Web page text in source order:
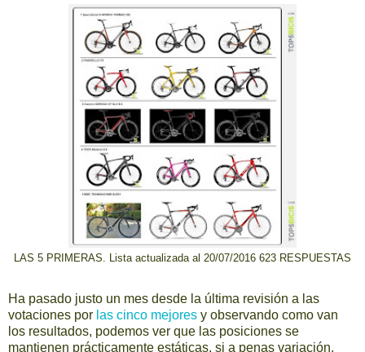
LAS 5 PRIMERAS. Lista actualizada al 20/07/2016 623 RESPUESTAS
Ha pasado justo un mes desde la última revisión a las
votaciones por las cinco mejores y observando como van
los resultados, podemos ver que las posiciones se
mantienen prácticamente estáticas, si a penas variación.